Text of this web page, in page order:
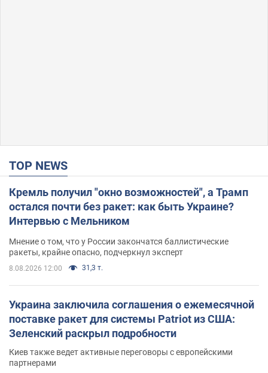
TOP NEWS
Кремль получил "окно возможностей", а Трамп
остался почти без ракет: как быть Украине?
Интервью с Мельником
Мнение о том, что у России закончатся баллистические
ракеты, крайне опасно, подчеркнул эксперт
8.08.2026 12:00 31,3 т.
Украина заключила соглашения о ежемесячной
поставке ракет для системы Patriot из США:
Зеленский раскрыл подробности
Киев также ведет активные переговоры с европейскими
партнерами